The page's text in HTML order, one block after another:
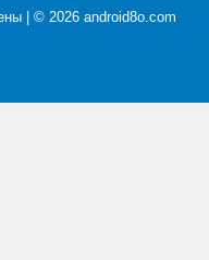
| © 2026 android8o.com